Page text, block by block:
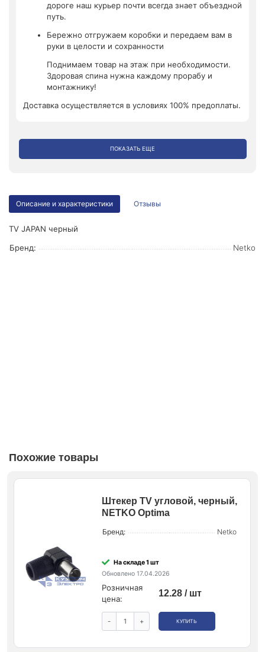
дороге наш курьер почти всегда знает объездной
путь.
Бережно отгружаем коробки и передаем вам в
руки в целости и сохранности
Поднимаем товар на этаж при необходимости.
Здоровая спина нужна каждому прорабу и
монтажнику!
Доставка осуществляется в условиях 100% предоплаты.
ПОКАЗАТЬ ЕЩЕ
Описание и характеристики Отзывы
ТV JAPAN черный
Бренд:
Netko
Похожие товары
Штекер ТV угловой, черный,
NETKO Optima
Бренд: Netko
На складе 1 шт
Обновлено 17.04.2026
Розничная
цена:
12.28 / шт
- + КУПИТЬ